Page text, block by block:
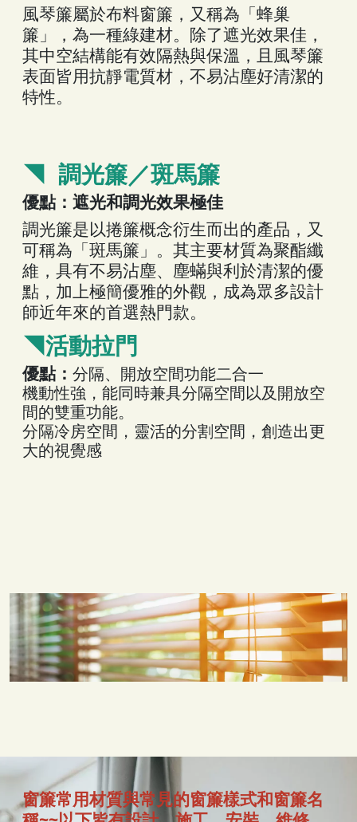
風琴簾屬於布料窗簾，又稱為「蜂巢
簾」，為一種綠建材。除了遮光效果佳，
其中空結構能有效隔熱與保溫，且風琴簾
表面皆用抗靜電質材，不易沾塵好清潔的
特性。
◥ 調光簾／斑馬簾
優點：遮光和調光效果極佳
調光簾是以捲簾概念衍生而出的產品，又
可稱為「斑馬簾」。其主要材質為聚酯纖
維，具有不易沾塵、塵蟎與利於清潔的優
點，加上極簡優雅的外觀，成為眾多設計
師近年來的首選熱門款。
◥活動拉門
優點： 分隔、開放空間功能二合一
機動性強，能同時兼具分隔空間以及開放空
間的雙重功能。
分隔冷房空間，靈活的分割空間，創造出更
大的視覺感
窗簾常用材質與常見的窗簾樣式和窗簾名